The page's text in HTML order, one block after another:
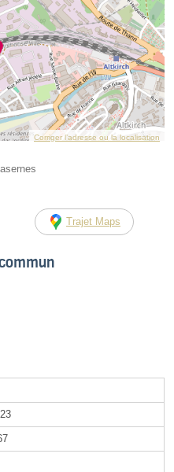
Corriger l’adresse ou la localisation
Trajet Maps